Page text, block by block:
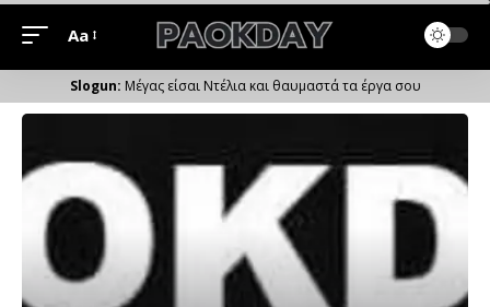
Μέγεθος
Γραμματοσειράς
Aa
Μέγας είσαι Ντέλια και θαυμαστά τα έργα σου